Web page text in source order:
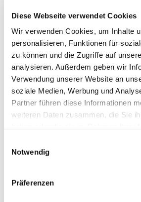
Diese Webseite verwendet Cookies
Wir verwenden Cookies, um Inhalte
personalisieren, Funktionen für
zu können und die Zugriffe auf
analysieren. Außerdem geben wir
Verwendung unserer Website an
soziale Medien, Werbung und
Partner führen diese Informationen
weiteren Daten zusammen, die Sie
Notwendig
Präferenzen
Dies könnte